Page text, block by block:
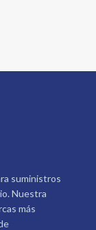
suministros
Nuestra
más